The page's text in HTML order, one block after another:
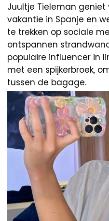
Juultje Tieleman geniet
vakantie in Spanje en
te trekken op sociale
ontspannen
populaire influencer in
met een spijkerbroek,
tussen de bagage.